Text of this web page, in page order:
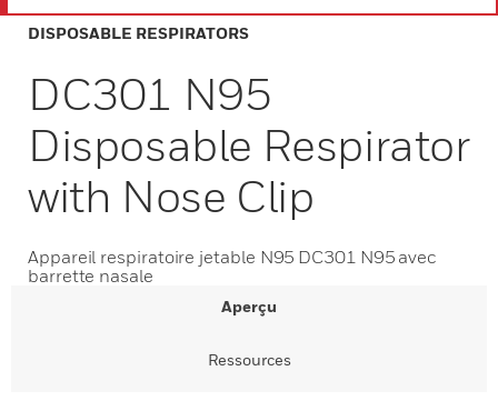
DISPOSABLE RESPIRATORS
DC301 N95
Disposable Respirator
with Nose Clip
Appareil respiratoire jetable N95 DC301 N95 avec
barrette nasale
Aperçu
Ressources